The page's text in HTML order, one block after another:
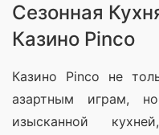
Сезонная
Казино Pinco
Казино Pinco не
азартным играм,
изысканной